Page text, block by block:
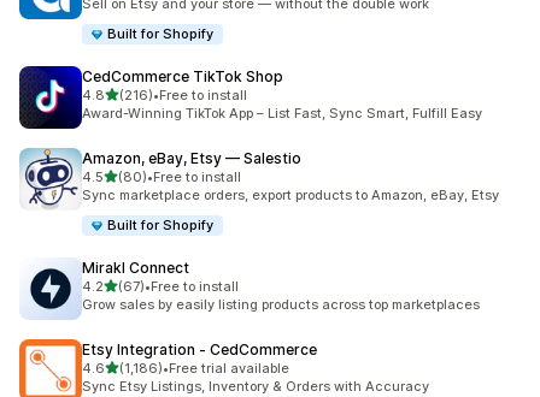
Sell on Etsy and your store — without the double work
Built for Shopify
CedCommerce TikTok Shop
4.8เต็ม 5 ดาว
(216)
ทั้งหมด 216 รีวิว
•Free to install
Award-Winning TikTok App – List Fast, Sync Smart, Fulfill Easy
Amazon, eBay, Etsy — Salestio
4.5เต็ม 5 ดาว
(80)
ทั้งหมด 80 รีวิว
•Free to install
Sync marketplace orders, export products to Amazon, eBay, Etsy
Built for Shopify
Mirakl Connect
4.2เต็ม 5 ดาว
(67)
ทั้งหมด 67 รีวิว
•Free to install
Grow sales by easily listing products across top marketplaces
Etsy Integration ‑ CedCommerce
4.6เต็ม 5 ดาว
(1,186)
ทั้งหมด 1186 รีวิว
•Free trial available
Sync Etsy Listings, Inventory & Orders with Accuracy